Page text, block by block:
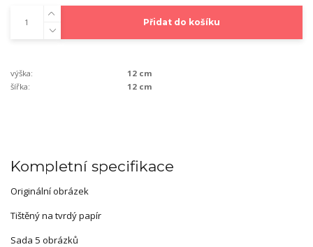
Přidat do košíku
výška:
12 cm
šířka:
12 cm
Kompletní specifikace
Originální obrázek
Tištěný na tvrdý papír
Sada 5 obrázků